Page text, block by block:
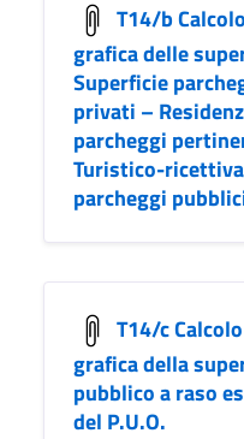
T14/b
grafica delle
Superficie
privati –
parcheggi
Turistico-
parcheggi
T14/c
grafica della
pubblico a raso
del P.U.O.